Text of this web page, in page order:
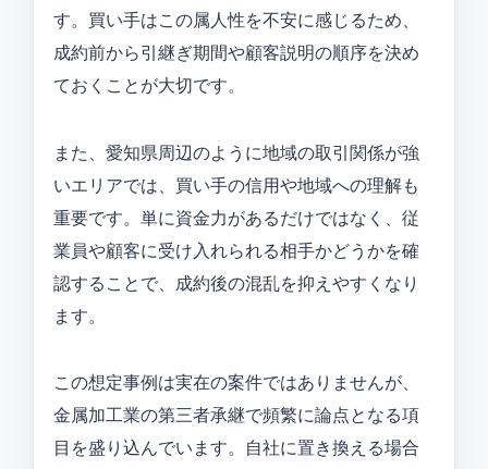
す。買い手はこの属人性を不安に感じるため、
成約前から引継ぎ期間や顧客説明の順序を決め
ておくことが大切です。
また、愛知県周辺のように地域の取引関係が強
いエリアでは、買い手の信用や地域への理解も
重要です。単に資金力があるだけではなく、従
業員や顧客に受け入れられる相手かどうかを確
認することで、成約後の混乱を抑えやすくなり
ます。
この想定事例は実在の案件ではありませんが、
金属加工業の第三者承継で頻繁に論点となる項
目を盛り込んでいます。自社に置き換える場合